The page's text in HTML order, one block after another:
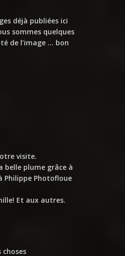
déjà publiées ici
sommes quelques
de l’image … bon
visite.
belle plume grâce à
Philippe Photofloue
Et aux autres.
choses